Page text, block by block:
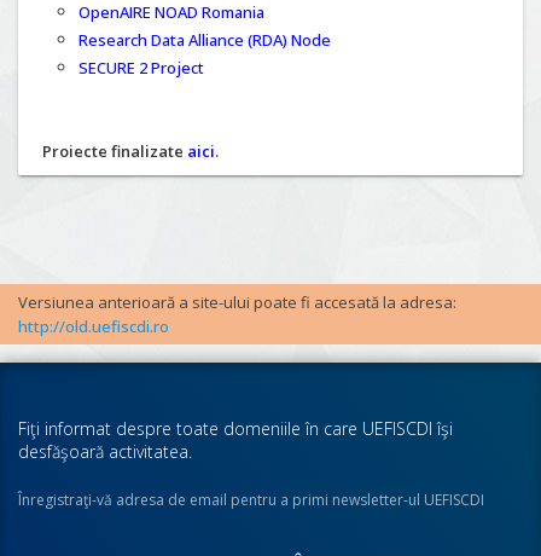
OpenAIRE NOAD Romania
Research Data Alliance (RDA) Node
SECURE 2 Project
Proiecte finalizate aici.
Versiunea anterioară a site-ului poate fi accesată la adresa:
http://old.uefiscdi.ro
Fiţi informat despre toate domeniile în care UEFISCDI îşi
desfăşoară activitatea.
Înregistraţi-vă adresa de email pentru a primi newsletter-ul UEFISCDI